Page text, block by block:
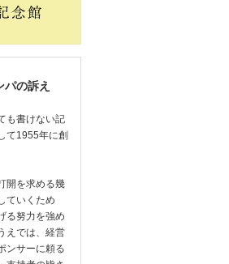
の訴え
も書けない記
て1955年に創
開を求める幾
ていくため
る努力を強め
えでは、経営
ンサーに頼る